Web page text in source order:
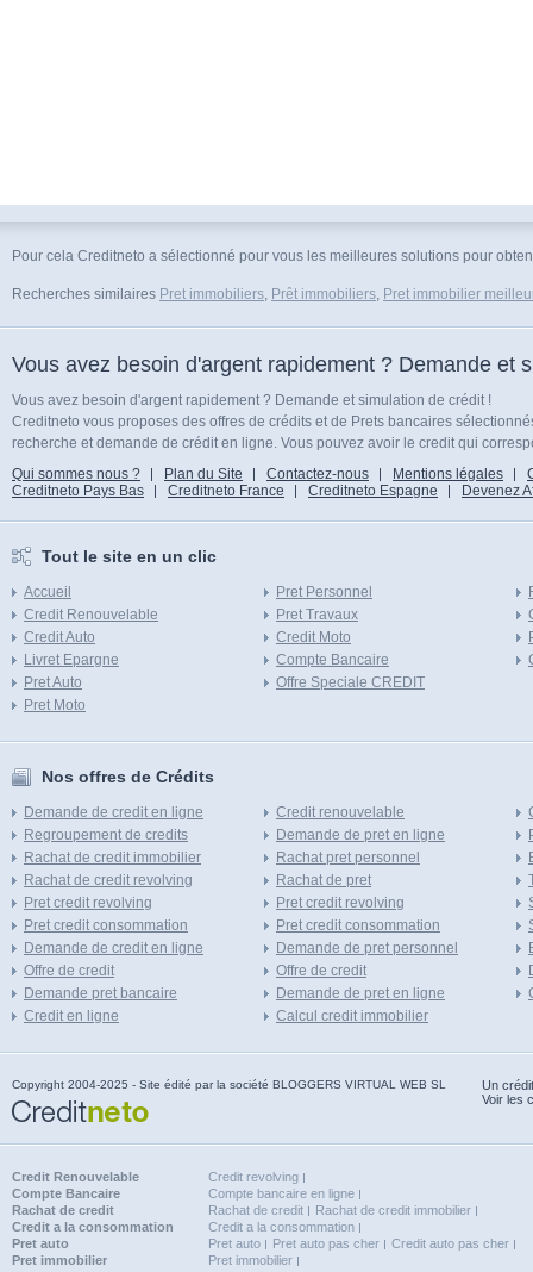
Pour cela Creditneto a sélectionné pour vous les meilleures solutions pour
Recherches similaires Pret immobiliers, Prêt immobiliers, Pret immobilier
Vous avez besoin d'argent rapidement ? Demande et
Vous avez besoin d'argent rapidement ? Demande et simulation de crédit !
Creditneto vous proposes des offres de crédits et de Prets bancaires
recherche et demande de crédit en ligne. Vous pouvez avoir le credit qui
Qui sommes nous ?
Plan du Site Contactez-nous Mentions légales
Creditneto Pays Bas
Creditneto France Creditneto Espagne Devenez
Tout le site en un clic
Accueil
Credit Renouvelable
Credit Auto
Livret Epargne
Pret Auto
Pret Moto
Pret Personnel
Pret Travaux
Credit Moto
Compte Bancaire
Offre Speciale CREDIT
Nos offres de Crédits
Demande de credit en ligne
Regroupement de credits
Rachat de credit immobilier
Rachat de credit revolving
Pret credit revolving
Pret credit consommation
Demande de credit en ligne
Offre de credit
Demande pret bancaire
Credit en ligne
Credit renouvelable
Demande de pret en ligne
Rachat pret personnel
Rachat de pret
Pret credit revolving
Pret credit consommation
Demande de pret personnel
Offre de credit
Demande de pret en ligne
Calcul credit immobilier
Copyright 2004-2025 - Site édité par la société BLOGGERS VIRTUAL WEB SL
Un
Voir les
Credit Renouvelable
Credit revolving
Compte Bancaire
Compte bancaire en ligne
Rachat de credit
Rachat de credit
Rachat de credit immobilier
Credit a la consommation
Credit a la consommation
Pret auto
Pret auto Pret auto pas cher
Credit auto pas cher
Pret immobilier
Pret immobilier